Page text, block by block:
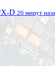
D 26 минут